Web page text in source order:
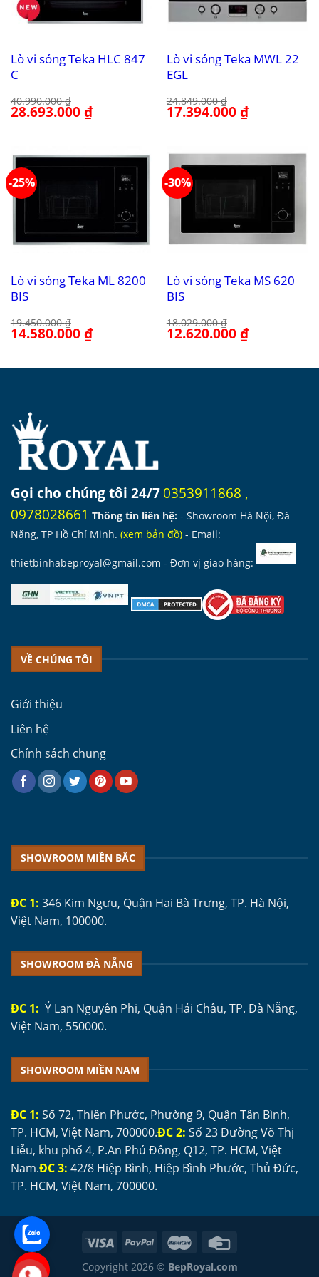
Lò vi sóng Teka HLC 847
C
40.990.000₫
Giá
gốc
28.693.000₫Giá
hiện
Lò vi sóng Teka MWL 22
EGL
24.849.000₫
Giá
gốc
17.394.000₫Giá
hiện
-25%
Lò vi sóng Teka ML 8200
BIS
19.450.000₫
Giá
gốc
14.580.000₫Giá
hiện
14.580.000 ₫.
-30%
Lò vi sóng Teka MS 620
BIS
18.029.000₫
Giá
gốc
12.620.000₫Giá
hiện
12.620.000 ₫.
Gọi cho chúng tôi 24/70353911868 ,
0978028661 Thông tin liên hệ: - Showroom Hà Nội, Đà
Nẵng, TP Hồ Chí Minh. (xem bản đồ) - Email:
thietbinhabeproyal@gmail.com - Đơn vị giao hàng:
VỀ CHÚNG TÔI
Giới thiệu
Liên hệ
Chính sách chung
SHOWROOM MIỀN BẮC
ĐC 1: 346 Kim Ngưu, Quận Hai Bà Trưng, TP. Hà Nội,
Việt Nam, 100000.
SHOWROOM ĐÀ NẴNG
ĐC 1: Ỷ Lan Nguyên Phi, Quận Hải Châu, TP. Đà Nẵng,
Việt Nam, 550000.
SHOWROOM MIỀN NAM
ĐC 1: Số 72, Thiên Phước, Phường 9, Quận Tân Bình,
TP. HCM, Việt Nam, 700000.ĐC 2: Số 23 Đường Võ Thị
Liễu, khu phố 4, P.An Phú Đông, Q12, TP. HCM, Việt
Nam.ĐC 3: 42/8 Hiệp Bình, Hiệp Bình Phước, Thủ Đức,
TP. HCM, Việt Nam, 700000.
Copyright 2026 © BepRoyal.com